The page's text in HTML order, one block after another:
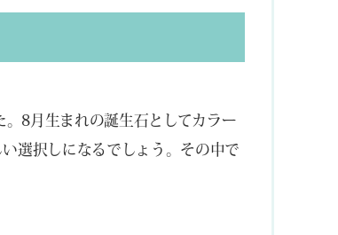
8月生まれの誕生石としてカラー
選択しになるでしょう。その中で